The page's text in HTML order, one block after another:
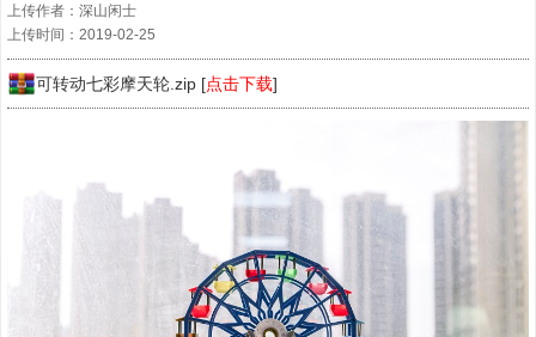
上传作者：深山闲士
上传时间：2019-02-25
可转动七彩摩天轮.zip [点击下载]